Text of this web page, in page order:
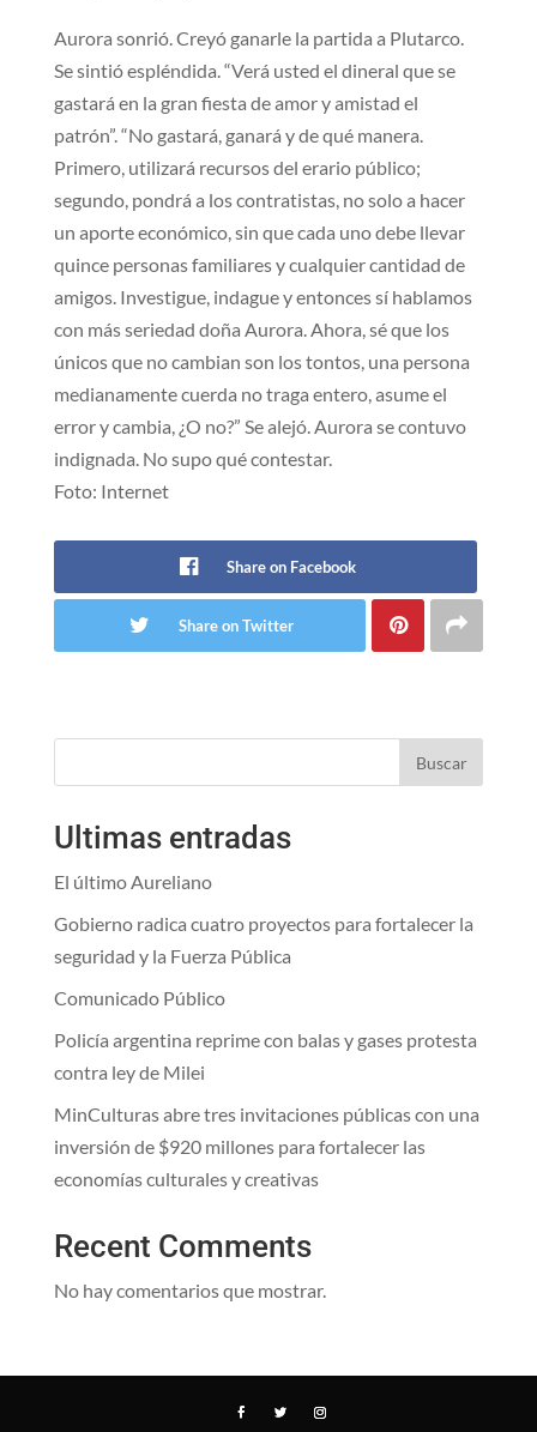
Aurora sonrió. Creyó ganarle la partida a Plutarco.
Se sintió espléndida. “Verá usted el dineral que se
gastará en la gran fiesta de amor y amistad el
patrón”. “No gastará, ganará y de qué manera.
Primero, utilizará recursos del erario público;
segundo, pondrá a los contratistas, no solo a hacer
un aporte económico, sin que cada uno debe llevar
quince personas familiares y cualquier cantidad de
amigos. Investigue, indague y entonces sí hablamos
con más seriedad doña Aurora. Ahora, sé que los
únicos que no cambian son los tontos, una persona
medianamente cuerda no traga entero, asume el
error y cambia, ¿O no?” Se alejó. Aurora se contuvo
indignada. No supo qué contestar.
Foto: Internet
Share on Facebook
Share on Twitter
Buscar
Ultimas entradas
El último Aureliano
Gobierno radica cuatro proyectos para fortalecer la
seguridad y la Fuerza Pública
Comunicado Público
Policía argentina reprime con balas y gases protesta
contra ley de Milei
MinCulturas abre tres invitaciones públicas con una
inversión de $920 millones para fortalecer las
economías culturales y creativas
Recent Comments
No hay comentarios que mostrar.